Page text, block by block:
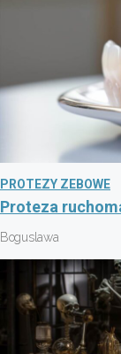
PROTEZY ZEBOWE
Proteza
Boguslawa